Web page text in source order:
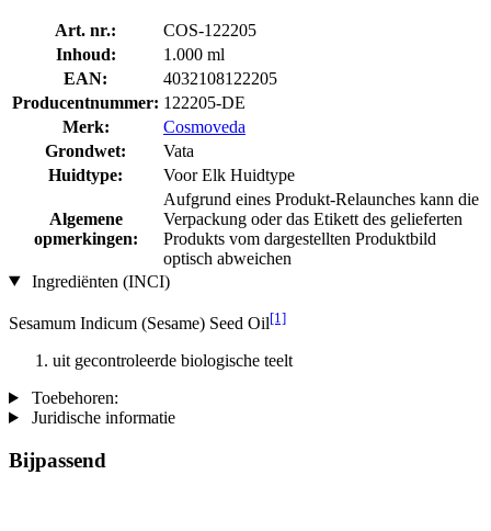
Art. nr.:
COS-122205
Inhoud:
1.000 ml
EAN:
4032108122205
Producentnummer: 122205-DE
Merk:
Cosmoveda
Grondwet:
Vata
Huidtype:
Voor Elk Huidtype
Algemene
opmerkingen:
Aufgrund eines Produkt-Relaunches kann die
Verpackung oder das Etikett des gelieferten
Produkts vom dargestellten Produktbild
optisch abweichen
Ingrediënten (INCI)
Sesamum Indicum (Sesame) Seed Oil[1]
uit gecontroleerde biologische teelt
Toebehoren:
Juridische informatie
Bijpassend